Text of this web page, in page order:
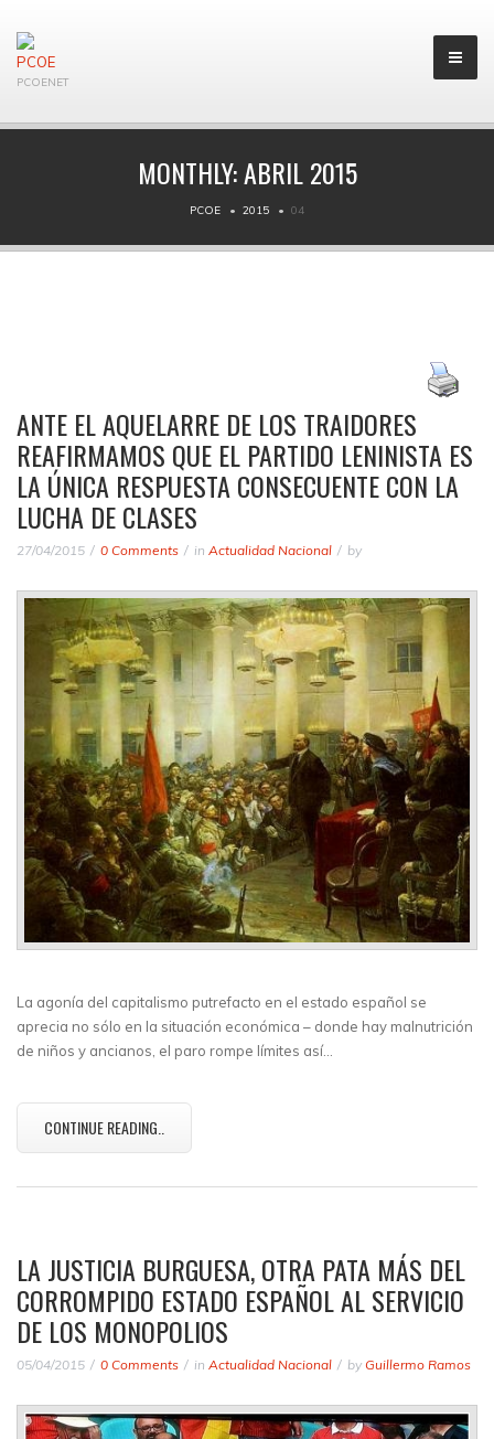
PCOENET
MONTHLY:ABRIL 2015
PCOE 2015 04
ANTE EL AQUELARRE DE LOS TRAIDORES
REAFIRMAMOS QUE EL PARTIDO LENINISTA ES
LA ÚNICA RESPUESTA CONSECUENTE CON LA
LUCHA DE CLASES
27/04/2015 0 Comments in Actualidad Nacional by
La agonía del capitalismo putrefacto en el estado español se
aprecia no sólo en la situación económica – donde hay malnutrición
de niños y ancianos, el paro rompe límites así…
CONTINUE READING..
LA JUSTICIA BURGUESA, OTRA PATA MÁS DEL
CORROMPIDO ESTADO ESPAÑOL AL SERVICIO
DE LOS MONOPOLIOS
05/04/2015 0 Comments in Actualidad Nacional by Guillermo Ramos